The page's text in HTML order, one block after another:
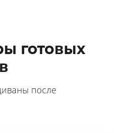
готовых
после